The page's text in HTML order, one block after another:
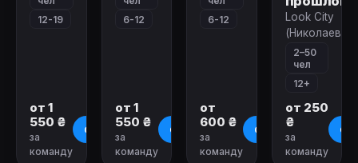
12-19
от 1
550 ₴
за
команду
О квесте
6-12
от 1
550 ₴
за
команду
О квесте
6-12
от
600 ₴
за
команду
О квесте
Look City
(Николаев)
2–50
чел
12+
от 250
₴
за
команду
О